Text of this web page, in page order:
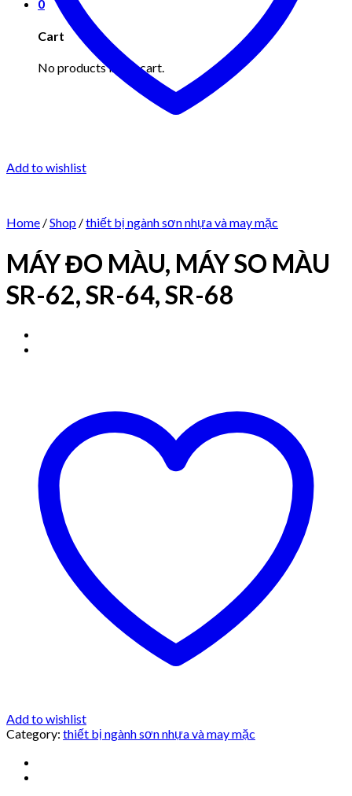
0
Cart
No products in the cart.
Add to wishlist
Home /Shop /thiết bị ngành sơn nhựa và may mặc
MÁY ĐO MÀU, MÁY SO MÀU
SR-62, SR-64, SR-68
Add to wishlist
Category: thiết bị ngành sơn nhựa và may mặc